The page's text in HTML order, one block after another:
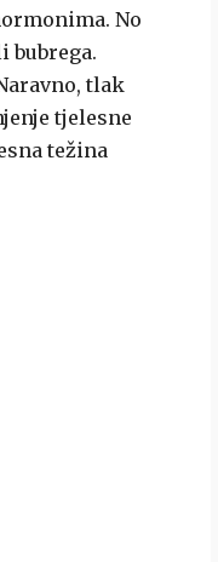
No
bubrega.
tlak
tjelesne
težina